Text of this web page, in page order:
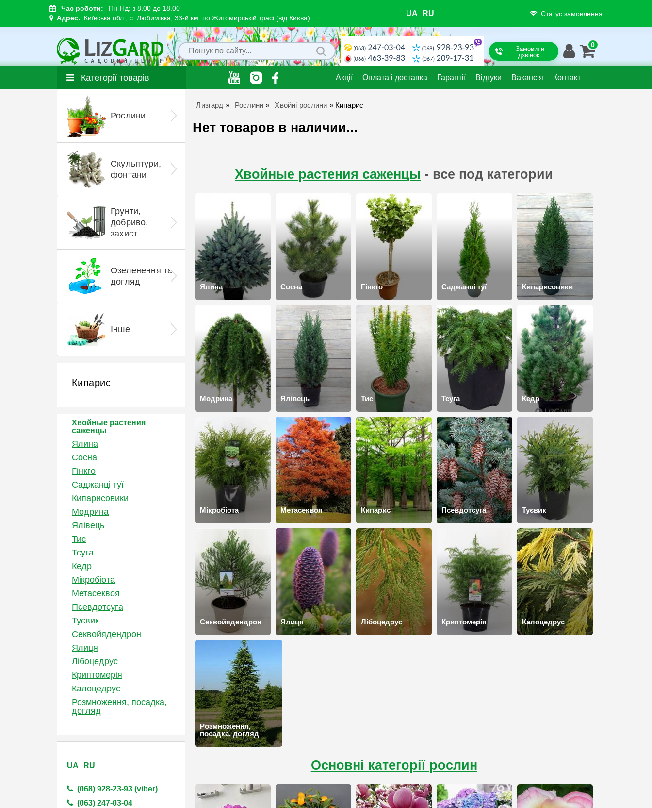
Час роботи:
Пн-Нд: з 8.00 до 18.00
Адрес: Київська обл., с. Любимівка, 33-й км. по Житомирській трасі (від Києва)
RU
UA Статус замовлення
Замовити
дзвінок
Категорії товарів Акції Оплата і доставка Гарантії Відгуки Вакансія Контакт
Рослини
Скульптури,
фонтани
Грунти,
добриво,
захист
Озеленення та
догляд
Інше
Кипарис
Хвойные растения
саженцы
Ялина
Сосна
Гінкго
Саджанці туї
Кипарисовики
Модрина
Ялівець
Тис
Тсуга
Кедр
Мікробіота
Метасеквоя
Псевдотсуга
Туєвик
Секвойядендрон
Ялиця
Лібоцедрус
Криптомерія
Калоцедрус
Розмноження, посадка,
догляд
RU
UA
(068) 928-23-93 (viber)
(063) 247-03-04
Лизгард » Рослини » Хвойні рослини » Кипарис
Нет товаров в наличии...
Хвойные растения саженцы - все под категории
Ялина Сосна Гінкго Саджанці туї Кипарисовики
Модрина Ялівець Тис Тсуга Кедр
Мікробіота Метасеквоя Кипарис Псевдотсуга Туєвик
Секвойядендрон Ялиця Лібоцедрус Криптомерія Калоцедрус
Розмноження,
посадка, догляд
Основні категорії рослин